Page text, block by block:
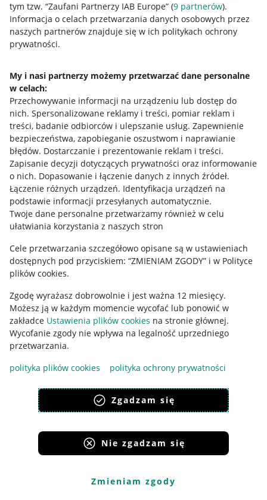
tym tzw. “Zaufani Partnerzy IAB Europe” (9 partnerów).
Informacja o celach przetwarzania danych osobowych przez
naszych partnerów znajduje się w ich politykach ochrony
prywatności.
My i nasi partnerzy możemy przetwarzać dane personalne
w celach:
Przechowywanie informacji na urządzeniu lub dostęp do
nich. Spersonalizowane reklamy i treści, pomiar reklam i
treści, badanie odbiorców i ulepszanie usług. Zapewnienie
bezpieczeństwa, zapobieganie oszustwom i naprawianie
błędów. Dostarczanie i prezentowanie reklam i treści.
Zapisanie decyzji dotyczących prywatności oraz informowanie
o nich. Dopasowanie i łączenie danych z innych źródeł.
Łączenie różnych urządzeń. Identyfikacja urządzeń na
podstawie informacji przesyłanych automatycznie.
Twoje dane personalne przetwarzamy również w celu
ułatwiania korzystania z naszych stron
Cele przetwarzania szczegółowo opisane są w ustawieniach
dostępnych pod przyciskiem: “ZMIENIAM ZGODY” i w Polityce
plików cookies.
Zgodę wyrażasz dobrowolnie i jest ważna 12 miesięcy.
Możesz ją w każdym momencie wycofać lub ponowić w
zakładce Ustawienia plików cookies na stronie głównej.
Wycofanie zgody nie wpływa na legalność uprzedniego
przetwarzania.
polityka plików cookies
polityka ochrony prywatności
Zgadzam się
Nie zgadzam się
Zmieniam zgody
Przydatne informacje
Jak to działa
Allegro Gadane dla sprzedających
Allegro Gadane dla kupujących
Mapa miejscowości
Informacje prawne
Regulamin
Polityka plików "cookies"
Ustawienia plików "cookies"
Udostępnianie lokalizacji
Informacje dla Aktu o Usługach Cyfrowych
Pobierz aplikację
Korzystanie z serwisu oznacza akceptacjęregulaminu